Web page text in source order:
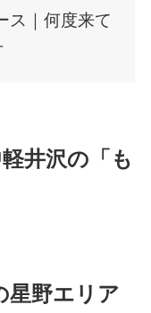
ス｜何度来て
井沢の「も
星野エリア